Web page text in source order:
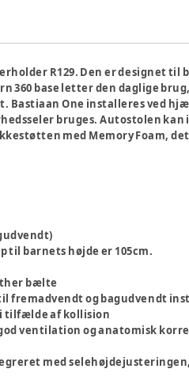
R129. Den er designet til
360 base letter den daglige
Bastiaan One installeres ved
bruges. Autostolen
med Memory Foam,
barnets højde er 105cm.
bælte
fremadvendt og bagudvendt
tilfælde af kollision
ventilation og anatomisk
med